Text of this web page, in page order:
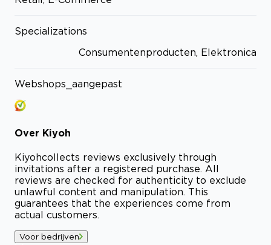
Specializations
Consumentenproducten, Elektronica
Webshops_aangepast
Over Kiyoh
Kiyohcollects reviews exclusively through
invitations after a registered purchase. All
reviews are checked for authenticity to exclude
unlawful content and manipulation. This
guarantees that the experiences come from
actual customers.
Voor bedrijven